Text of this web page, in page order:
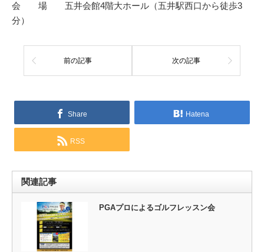
会 場 五井会館4階大ホール（五井駅西口から徒歩3
分）
前の記事 次の記事
Share Hatena
RSS
関連記事
PGAプロによるゴルフレッスン会